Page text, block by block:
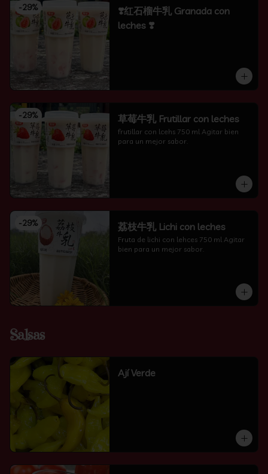
-29%
❣️红石榴牛乳 Granada con
leches ❣️
-29% 草莓牛乳 Frutillar con leches
frutillar con lcehs 750 ml Agitar bien
para un mejor sabor.
-29% 荔枝牛乳 Lichi con leches
Fruta de lichi con lehces 750 ml Agitar
bien para un mejor sabor.
Salsas
Ají Verde